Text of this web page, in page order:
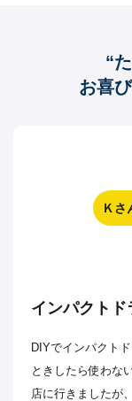
“
お喜
Ｋさ
インパクトド
DIYでインパクト
ときしたら使わな
店に行きましたが